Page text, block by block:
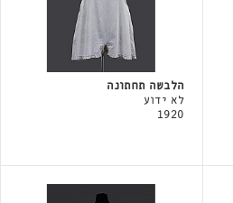
הלבשה תחתונה
לא ידוע
1920